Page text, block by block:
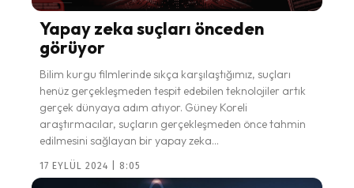
Yapay zeka suçları önceden
görüyor
Bilim kurgu filmlerinde sıkça karşılaştığımız, suçları
henüz gerçekleşmeden tespit edebilen teknolojiler artık
gerçek dünyaya adım atıyor. Güney Koreli
araştırmacılar, suçların gerçekleşmeden önce tahmin
edilmesini sağlayan bir yapay zeka...
17 EYLÜL 2024 | 8:05